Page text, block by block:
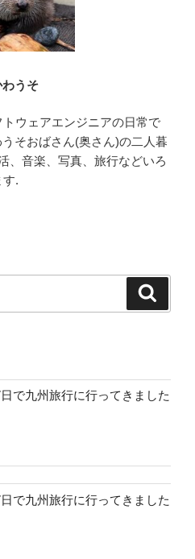
わうそ
ウェアエンジニアの日常で
そおばさん(奥さん)の二人暮
、音楽、写真、旅行などいろ
す.
で九州旅行に行ってきました
で九州旅行に行ってきました